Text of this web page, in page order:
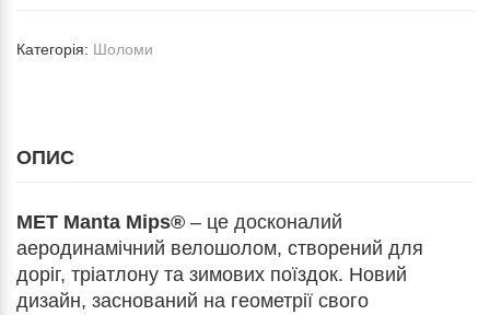
Категорія: Шоломи
ОПИС
MET Manta Mips® – це досконалий
аеродинамічний велошолом, створений для
доріг, тріатлону та зимових поїздок. Новий
дизайн, заснований на геометрії свого